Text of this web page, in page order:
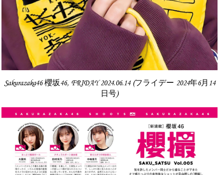
Sakurazaka46 櫻坂46, FRIDAY 2024.06.14 (フライデー 2024年6月14
日号)